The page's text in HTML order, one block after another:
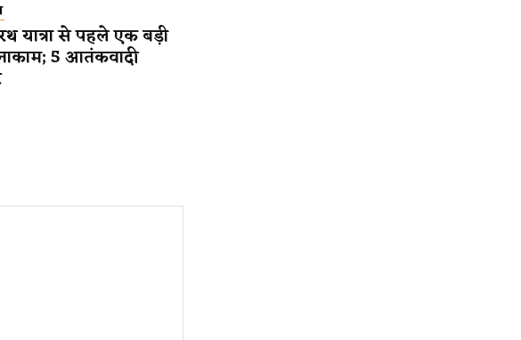
यात्रा से पहले एक बड़ी
5 आतंकवादी